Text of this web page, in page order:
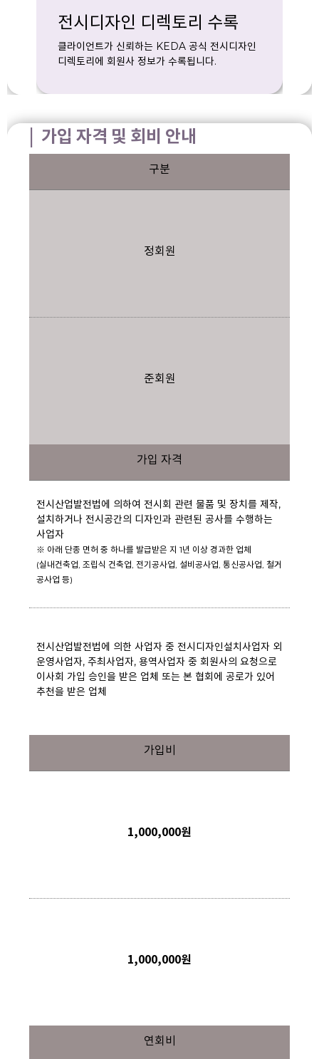
전시디자인 디렉토리 수록
클라이언트가 신뢰하는 KEDA 공식 전시디자인
디렉토리에 회원사 정보가 수록됩니다.
| 가입 자격 및 회비 안내
구분
정회원
준회원
가입 자격
전시산업발전법에 의하여 전시회 관련 물품 및 장치를 제작,
설치하거나 전시공간의 디자인과 관련된 공사를 수행하는
사업자
※ 아래 단종 면허 중 하나를 발급받은 지 1년 이상 경과한 업체
(실내건축업, 조립식 건축업, 전기공사업, 설비공사업, 통신공사업, 철거
공사업 등)
전시산업발전법에 의한 사업자 중 전시디자인설치사업자 외
운영사업자, 주최사업자, 용역사업자 중 회원사의 요청으로
이사회 가입 승인을 받은 업체 또는 본 협회에 공로가 있어
추천을 받은 업체
가입비
1,000,000원
1,000,000원
연회비